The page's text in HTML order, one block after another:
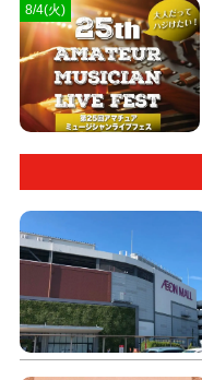
8/4(火)